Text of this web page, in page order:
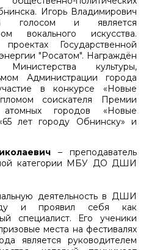
Игорь Владимирович
голосом и является
вокального искусства.
Государственной
"Росатом". Награждён
культуры,
Администрации города
в конкурсе «Новые
соискателя Премии
городов «Новые
лет городу Обнинску» и
– преподаватель
категории МБУ ДО ДШИ
деятельность в ДШИ
проявил себя как
специалист. Его ученики
места на фестивалях
является руководителем